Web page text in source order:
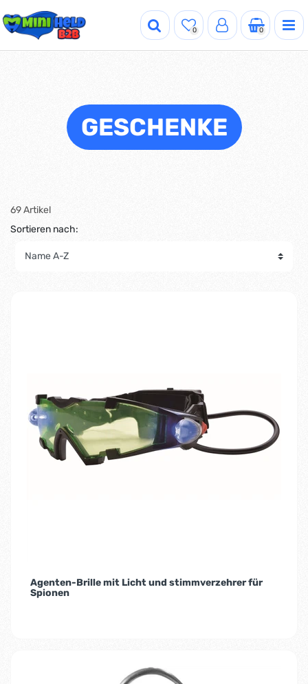
0 0
GESCHENKE
69 Artikel
Sortieren nach:
Agenten-Brille mit Licht und stimmverzehrer für
Spionen